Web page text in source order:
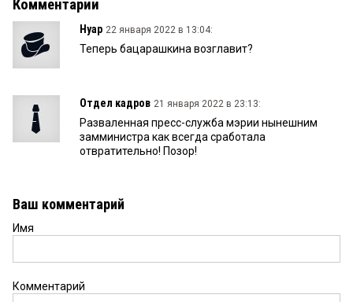
Комментарии
Нуар 22 января 2022 в 13:04:
Теперь бацарашкина возглавит?
Отдел кадров 21 января 2022 в 23:13:
Разваленная пресс-служба мэрии нынешним
замминистра как всегда сработала
отвратительно! Позор!
Ваш комментарий
Имя
Комментарий